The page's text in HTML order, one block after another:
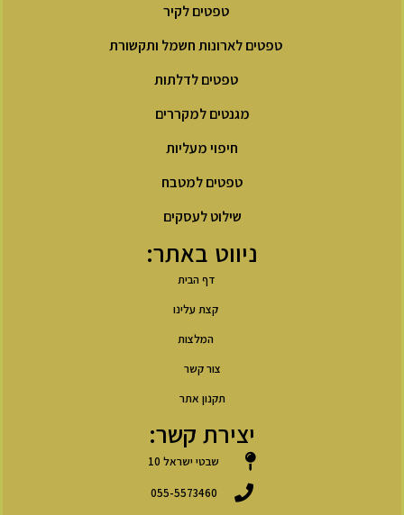
טפטים לקיר
טפטים לארונות חשמל ותקשורת
טפטים לדלתות
מגנטים למקררים
חיפוי מעליות
טפטים למטבח
שילוט לעסקים
ניווט באתר:
דף הבית
קצת עלינו
המלצות
צור קשר
תקנון אתר
יצירת קשר:
שבטי ישראל 10
055-5573460